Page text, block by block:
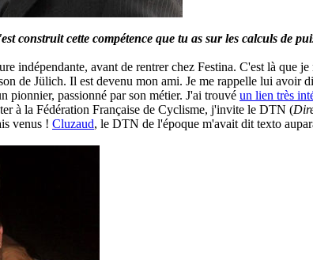
construit cette compétence que tu as sur les calculs de
indépendante, avant de rentrer chez Festina. C'est là que
de Jülich. Il est devenu mon ami. Je me rappelle lui
pionnier, passionné par son métier. J'ai trouvé un lien très
à la Fédération Française de Cyclisme, j'invite le DTN (
venus ! Cluzaud, le DTN de l'époque m'avait dit texto